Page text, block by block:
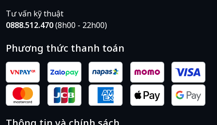
Tư vấn kỹ thuật
0888.512.470(8h00 - 22h00)
Phương thức thanh toán